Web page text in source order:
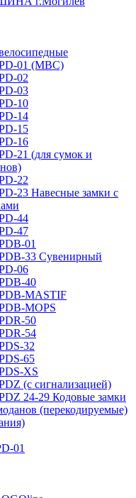
01 (МВС)
02
03
10
14
15
16
21 (для сумок и
22
23 Навесные замки с
44
47
01
33 Сувенирный
06
40
MASTIF
MOPS
50
54
32
65
XS
(с сигнализацией)
24-29 Кодовые замки
(перекодируемые)
01